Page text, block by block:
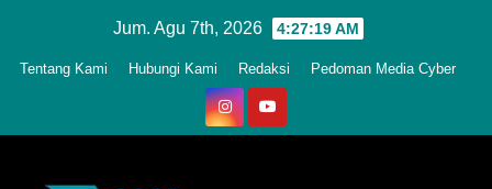
Jum. Agu 7th, 2026 4:27:21 AM
Tentang Kami Hubungi Kami Redaksi Pedoman Media Cyber